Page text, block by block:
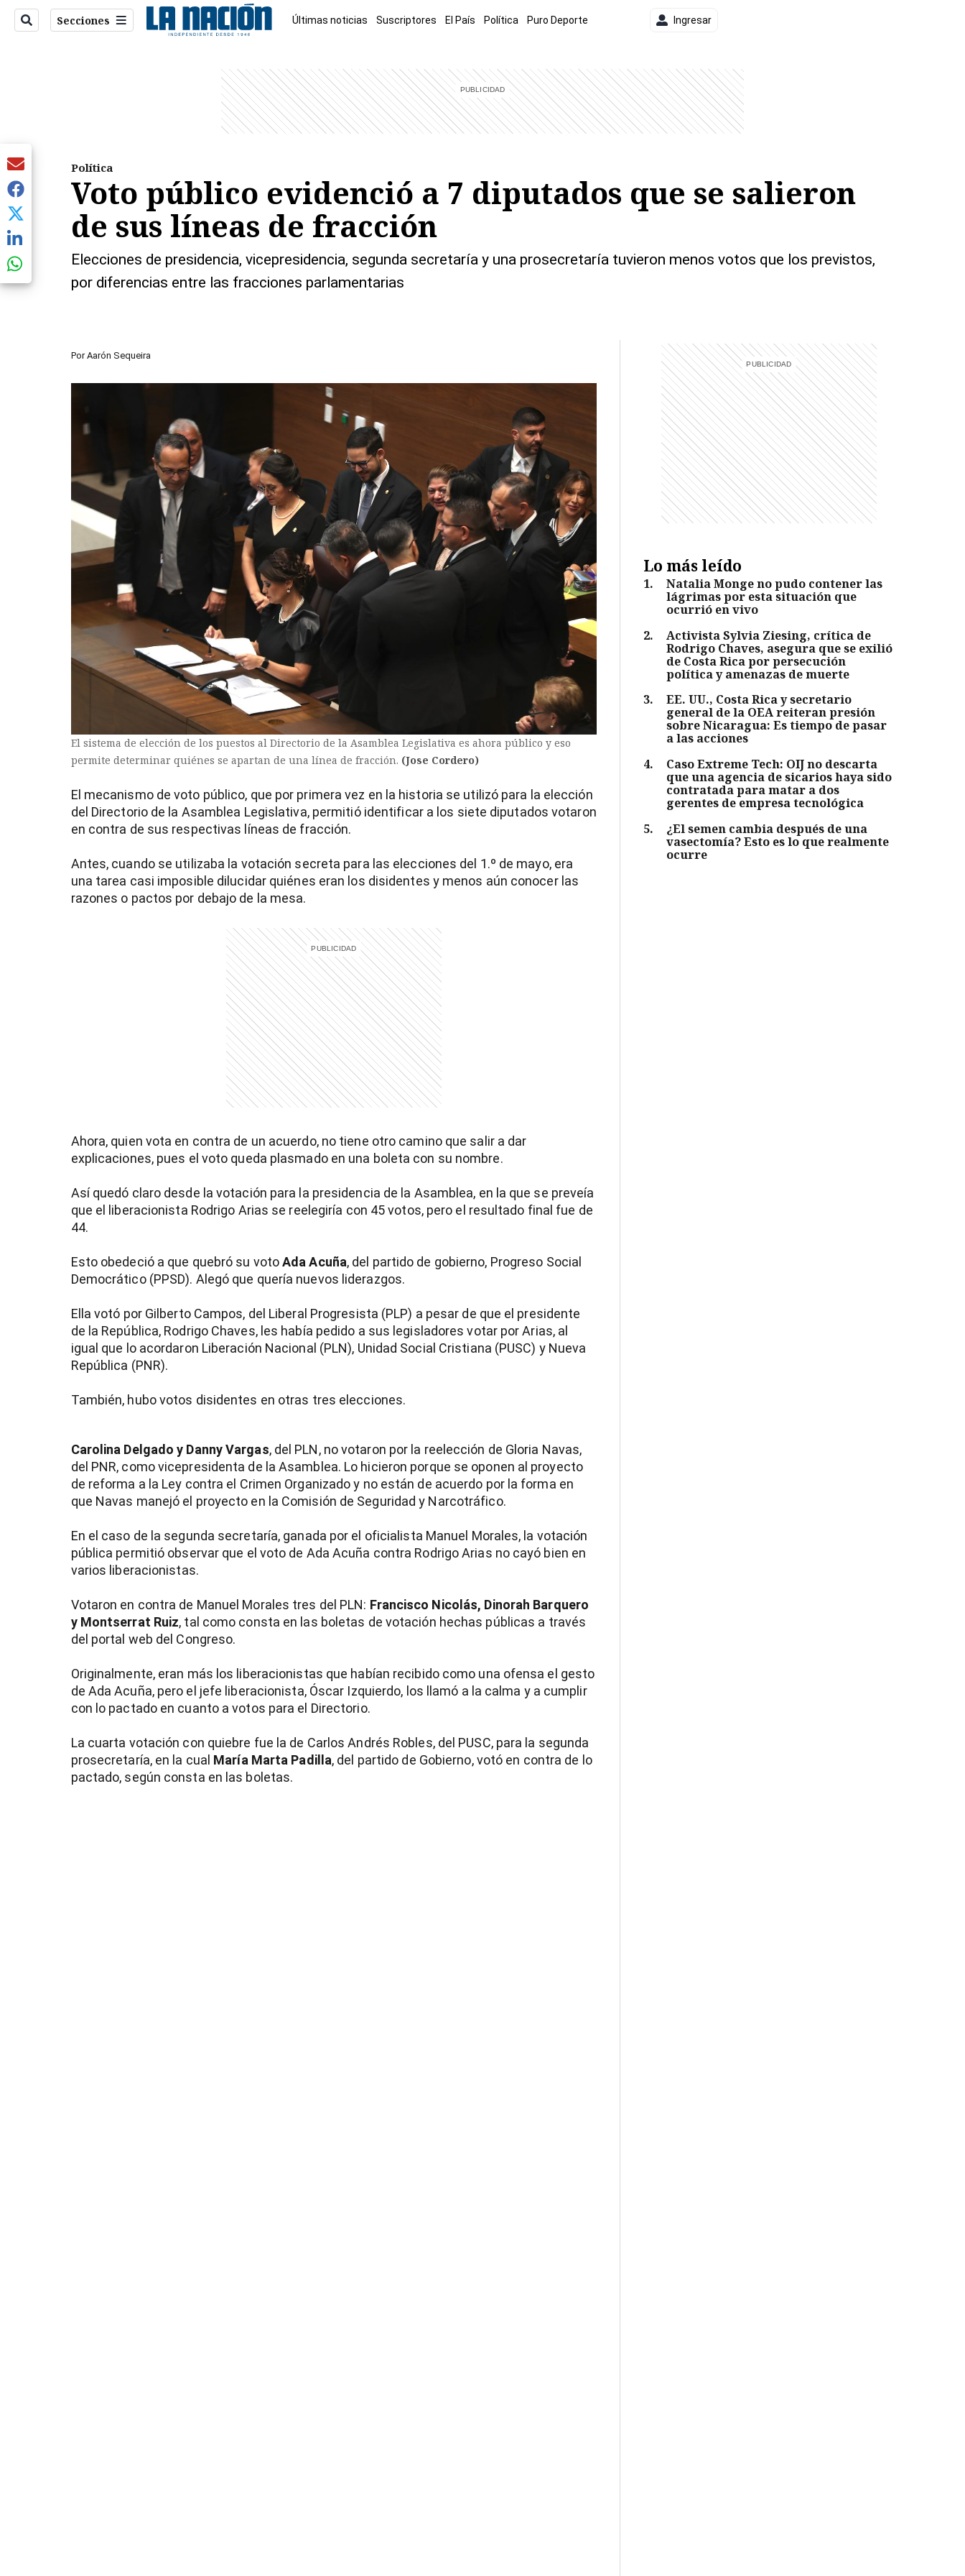
Secciones Últimas noticias Suscriptores El País Política Puro Deporte Ingresar
Política
Voto público evidenció a 7 diputados que se salieron
de sus líneas de fracción
Elecciones de presidencia, vicepresidencia, segunda secretaría y una prosecretaría tuvieron menos votos que los previstos,
por diferencias entre las fracciones parlamentarias
Por Aarón Sequeira
El sistema de elección de los puestos al Directorio de la Asamblea Legislativa es ahora público y eso
permite determinar quiénes se apartan de una línea de fracción. (Jose Cordero)
El mecanismo de voto público, que por primera vez en la historia se utilizó para la elección
del Directorio de la Asamblea Legislativa, permitió identificar a los siete diputados votaron
en contra de sus respectivas líneas de fracción.
Antes, cuando se utilizaba la votación secreta para las elecciones del 1.º de mayo, era
una tarea casi imposible dilucidar quiénes eran los disidentes y menos aún conocer las
razones o pactos por debajo de la mesa.
Ahora, quien vota en contra de un acuerdo, no tiene otro camino que salir a dar
explicaciones, pues el voto queda plasmado en una boleta con su nombre.
Así quedó claro desde la votación para la presidencia de la Asamblea, en la que se preveía
que el liberacionista Rodrigo Arias se reelegiría con 45 votos, pero el resultado final fue de
44.
Esto obedeció a que quebró su votoAda Acuña, del partido de gobierno, Progreso Social
Democrático (PPSD). Alegó que quería nuevos liderazgos.
Ella votó por Gilberto Campos, del Liberal Progresista (PLP) a pesar de que el presidente
de la República, Rodrigo Chaves, les había pedido a sus legisladores votar por Arias, al
igual que lo acordaron Liberación Nacional (PLN), Unidad Social Cristiana (PUSC) y Nueva
República (PNR).
También, hubo votos disidentes en otras tres elecciones.
Carolina Delgado y Danny Vargas, del PLN, no votaron por la reelección de Gloria Navas,
del PNR, como vicepresidenta de la Asamblea. Lo hicieron porque se oponen al proyecto
de reforma a la Ley contra el Crimen Organizado y no están de acuerdo por la forma en
que Navas manejó el proyecto en la Comisión de Seguridad y Narcotráfico.
En el caso de la segunda secretaría, ganada por el oficialista Manuel Morales, la votación
pública permitió observar que el voto de Ada Acuña contra Rodrigo Arias no cayó bien en
varios liberacionistas.
Votaron en contra de Manuel Morales tres del PLN: Francisco Nicolás, Dinorah Barquero
y Montserrat Ruiz, tal como consta en las boletas de votación hechas públicas a través
del portal web del Congreso.
Originalmente, eran más los liberacionistas que habían recibido como una ofensa el gesto
de Ada Acuña, pero el jefe liberacionista, Óscar Izquierdo, los llamó a la calma y a cumplir
con lo pactado en cuanto a votos para el Directorio.
La cuarta votación con quiebre fue la de Carlos Andrés Robles, del PUSC, para la segunda
prosecretaría, en la cual María Marta Padilla, del partido de Gobierno, votó en contra de lo
pactado, según consta en las boletas.
Lo más leído
1.
Natalia Monge no pudo contener las
lágrimas por esta situación que
ocurrió en vivo
2.
Activista Sylvia Ziesing, crítica de
Rodrigo Chaves, asegura que se exilió
de Costa Rica por persecución
política y amenazas de muerte
3.
EE. UU., Costa Rica y secretario
general de la OEA reiteran presión
sobre Nicaragua: Es tiempo de pasar
a las acciones
4.
Caso Extreme Tech: OIJ no descarta
que una agencia de sicarios haya sido
contratada para matar a dos
gerentes de empresa tecnológica
5.
¿El semen cambia después de una
vasectomía? Esto es lo que realmente
ocurre